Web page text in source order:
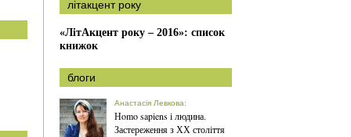
літакцент року
«ЛітАкцент року – 2016»: список
книжок
блоги
Анастасія Левкова:
Нomo sapiens і людина.
Застереження з ХХ століття